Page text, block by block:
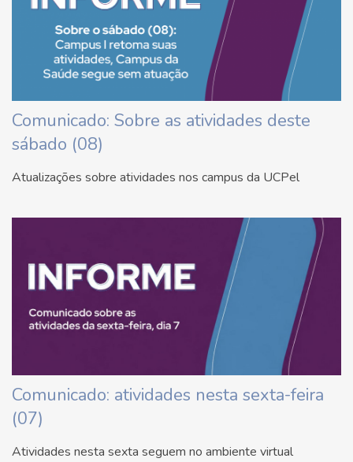
Comunicado: Sobre as atividades deste
sábado (08)
Atualizações sobre atividades nos campus da UCPel
Comunicado: atividades nesta sexta-feira
(07)
Atividades nesta sexta seguem no ambiente virtual